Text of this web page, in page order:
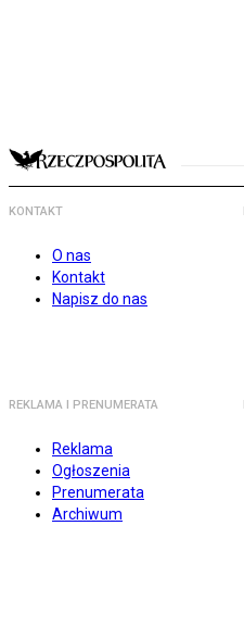
KONTAKT
O nas
Kontakt
Napisz do nas
REKLAMA I PRENUMERATA
Reklama
Ogłoszenia
Prenumerata
Archiwum